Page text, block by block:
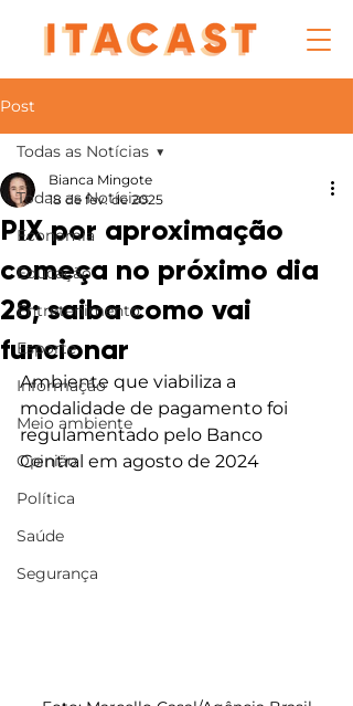
Post
Todas as Notícias
Economia
Educação
Entretenimento
Esporte
Informação
Meio ambiente
Opinião
Política
Saúde
Segurança
Todas as Notícias
PIX por aproximação
começa no próximo dia
28; saiba como vai
funcionar
Bianca Mingote
18 de fev. de 2025
Ambiente que viabiliza a
modalidade de pagamento foi
regulamentado pelo Banco
Central em agosto de 2024